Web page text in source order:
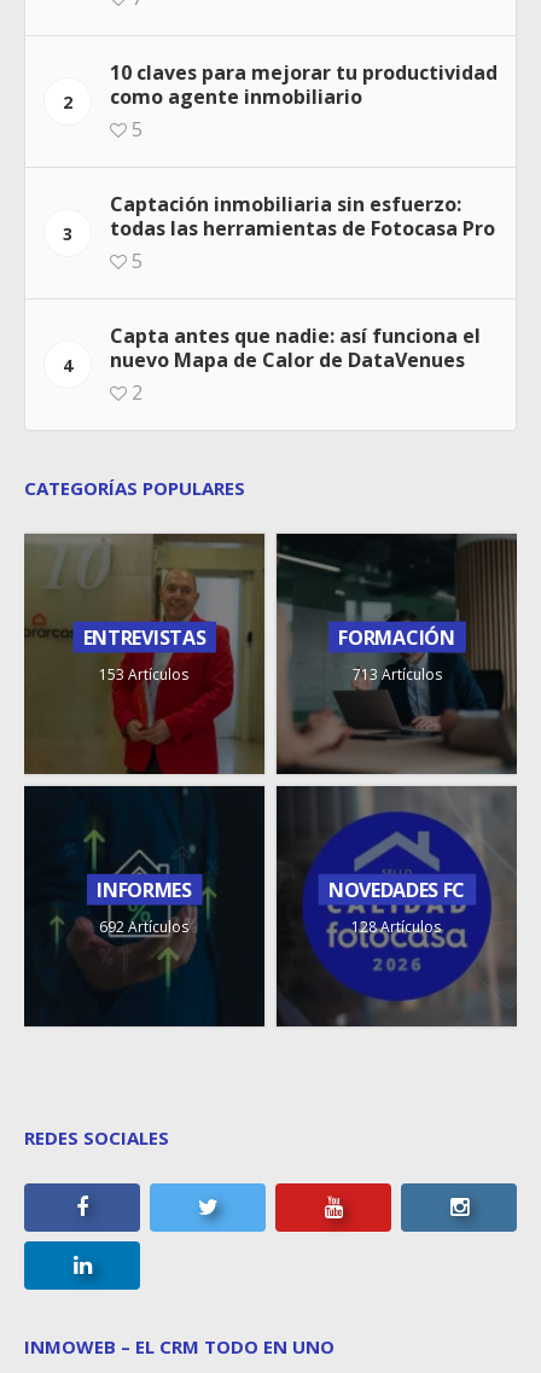
2
10 claves para mejorar tu productividad
como agente inmobiliario
5
3
Captación inmobiliaria sin esfuerzo:
todas las herramientas de Fotocasa Pro
5
4
Capta antes que nadie: así funciona el
nuevo Mapa de Calor de DataVenues
2
CATEGORÍAS POPULARES
ENTREVISTAS
153 Artículos
FORMACIÓN
713 Artículos
INFORMES
692 Artículos
NOVEDADES FC
128 Artículos
REDES SOCIALES
INMOWEB – EL CRM TODO EN UNO